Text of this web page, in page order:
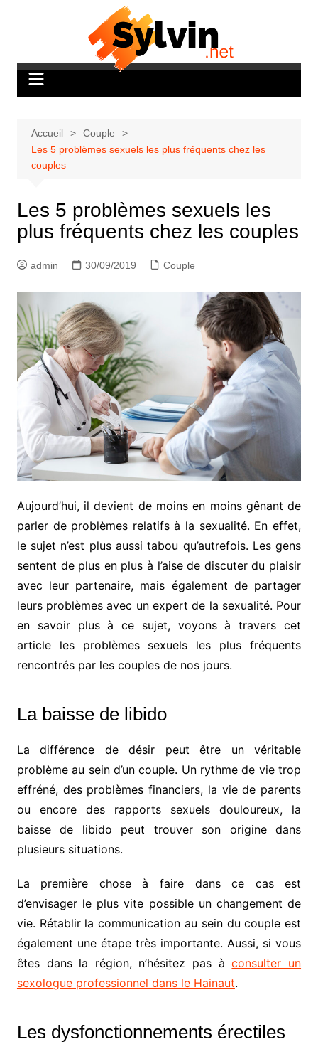
Accueil
Couple
Les 5 problèmes sexuels les plus fréquents chez les
couples
Les 5 problèmes sexuels les
plus fréquents chez les couples
admin 30/09/2019 Couple
Aujourd’hui, il devient de moins en moins gênant de
parler de problèmes relatifs à la sexualité. En effet,
le sujet n’est plus aussi tabou qu’autrefois. Les gens
sentent de plus en plus à l’aise de discuter du plaisir
avec leur partenaire, mais également de partager
leurs problèmes avec un expert de la sexualité. Pour
en savoir plus à ce sujet, voyons à travers cet
article les problèmes sexuels les plus fréquents
rencontrés par les couples de nos jours.
La baisse de libido
La différence de désir peut être un véritable
problème au sein d’un couple. Un rythme de vie trop
effréné, des problèmes financiers, la vie de parents
ou encore des rapports sexuels douloureux, la
baisse de libido peut trouver son origine dans
plusieurs situations.
La première chose à faire dans ce cas est
d’envisager le plus vite possible un changement de
vie. Rétablir la communication au sein du couple est
également une étape très importante. Aussi, si vous
êtes dans la région, n’hésitez pas àconsulter un
sexologue professionnel dans le Hainaut.
Les dysfonctionnements érectiles